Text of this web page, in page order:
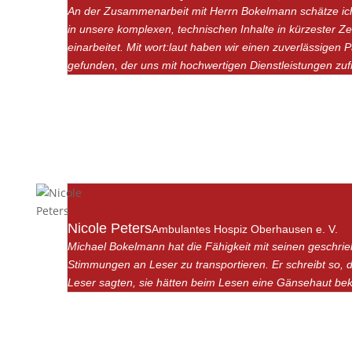
An der Zusammenarbeit mit Herrn Bokelmann schätze
in unsere komplexen, technischen Inhalte in kürzester
einarbeitet. Mit wort:laut haben wir einen zuverlässigen
gefunden, der uns mit hochwertigen Dienstleistungen
Nicole PetersAmbulantes Hospiz Oberhausen e. V.
Michael Bokelmann hat die Fähigkeit mit seinen
Stimmungen an Leser zu transportieren. Er schreibt so,
Leser sagten, sie hätten beim Lesen eine Gänsehaut